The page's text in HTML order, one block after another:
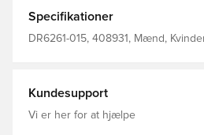
Specifikationer
DR6261-015, 408931, Mænd,
Kundesupport
Vi er her for at hjælpe